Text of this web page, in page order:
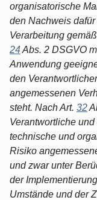
organisatorische
den Nachweis
Verarbeitung
24Abs. 2 DSGVO
Anwendung
den
angemessenen
steht. Nach Art. 32
Verantwortliche
technische und
Risiko
und zwar unter
der
Umstände und der